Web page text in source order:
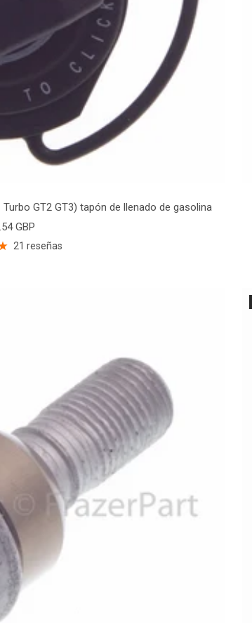
GT2 GT3) tapón de llenado de gasolina
GBP
21 reseñas